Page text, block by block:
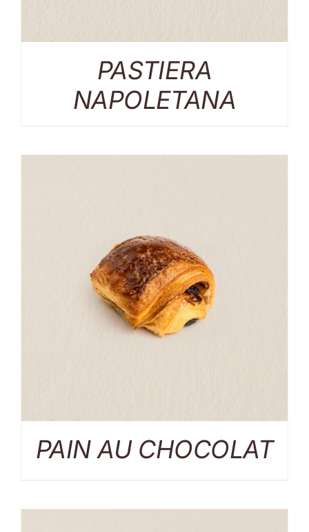
PASTIERA
NAPOLETANA
PAIN AU CHOCOLAT